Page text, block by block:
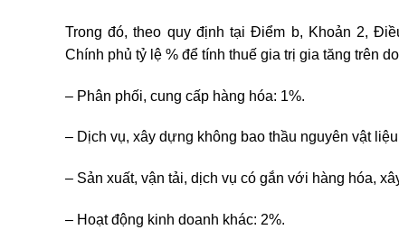
Trong đó, theo quy định tại Điểm b, Khoản 2,
Chính phủ tỷ lệ % để tính thuế gia trị gia tăng trên
– Phân phối, cung cấp hàng hóa: 1%.
– Dịch vụ, xây dựng không bao thầu nguyên vật
– Sản xuất, vận tải, dịch vụ có gắn với hàng hóa,
– Hoạt động kinh doanh khác: 2%.